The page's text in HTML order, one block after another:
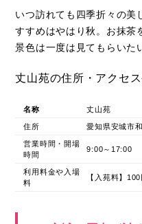
いつ訪れても四季折々の美
すすめはやはり秋。お抹茶
景色は一度は見てもらいた
丈山苑の住所・アクセ
名称 丈山苑
住所 愛知県安城市
営業時間・開場
時間
9:00～17:00
利用料金や入場
料
【入苑料】